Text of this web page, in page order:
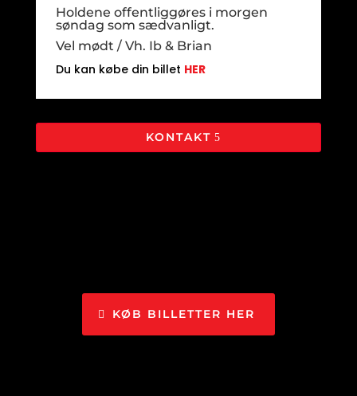
Holdene offentliggøres i morgen
søndag som sædvanligt.
Vel mødt / Vh. Ib & Brian
Du kan købe din billet HER
KONTAKT
KØB BILLETTER HER